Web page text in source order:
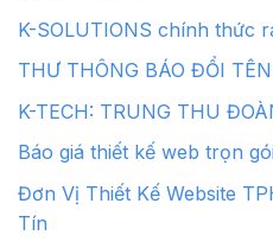
K-SOLUTIONS chính thức
THƯ THÔNG BÁO ĐỔI
K-TECH: TRUNG THU
Báo giá thiết kế web trọn
Đơn Vị Thiết Kế Website
Tín